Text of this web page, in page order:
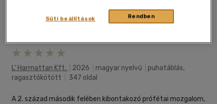
L' Harmattan Kft. 2026 magyar nyelvű
puhatáblás,
ragasztókötött
347 oldal
A 2. század második felében kibontakozó prófétai mozgalom,
Rendben
Süti beállítások